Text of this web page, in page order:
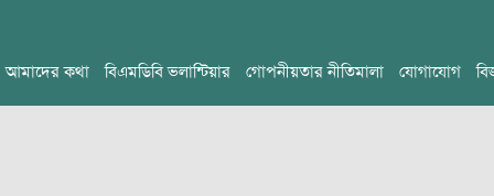
আমাদের কথা বিএমডিবি ভলান্টিয়ার গোপনীয়তার নীতিমালা যোগাযোগ